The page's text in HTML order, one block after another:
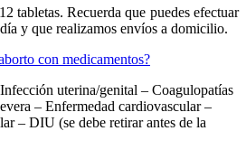
tabletas. Recuerda que puedes efectuar
y que realizamos envíos a domicilio.
con medicamentos?
uterina/genital – Coagulopatías
– Enfermedad cardiovascular –
– DIU (se debe retirar antes de la